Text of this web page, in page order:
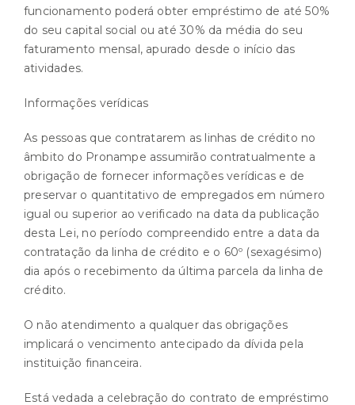
funcionamento poderá obter empréstimo de até 50%
do seu capital social ou até 30% da média do seu
faturamento mensal, apurado desde o início das
atividades.
Informações verídicas
As pessoas que contratarem as linhas de crédito no
âmbito do Pronampe assumirão contratualmente a
obrigação de fornecer informações verídicas e de
preservar o quantitativo de empregados em número
igual ou superior ao verificado na data da publicação
desta Lei, no período compreendido entre a data da
contratação da linha de crédito e o 60º (sexagésimo)
dia após o recebimento da última parcela da linha de
crédito.
O não atendimento a qualquer das obrigações
implicará o vencimento antecipado da dívida pela
instituição financeira.
Está vedada a celebração do contrato de empréstimo